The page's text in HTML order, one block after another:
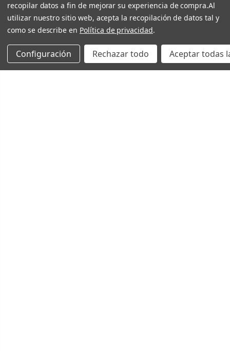
recopilar datos a fin de mejorar su experiencia de compra.Al
utilizar nuestro sitio web, acepta la recopilación de datos tal y
como se describe en Política de privacidad.
Configuración Rechazar todo Aceptar todas